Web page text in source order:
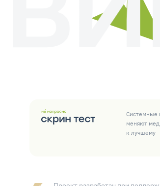
Системные
меняют
к лучшему